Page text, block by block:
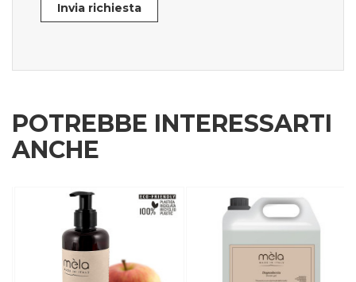
Invia richiesta
POTREBBE INTERESSARTI
ANCHE